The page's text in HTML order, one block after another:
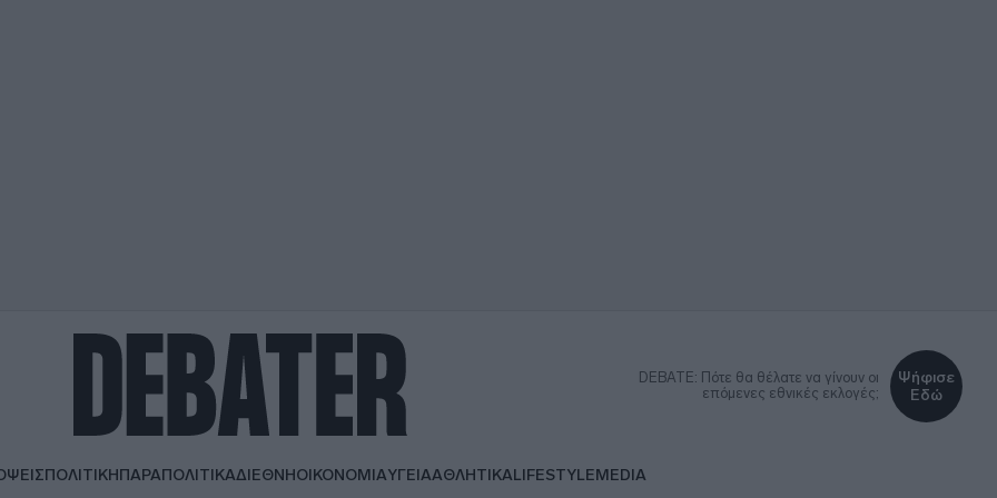
DEBATE: Πότε θα θέλατε να γίνουν οι
επόμενες εθνικές εκλογές;
Ψήφισε
Εδώ
ΠΟΛΙΤΙΚΗΠΑΡΑΠΟΛΙΤΙΚΑΔΙΕΘΝΗΟΙΚΟΝΟΜΙΑΥΓΕΙΑΑΘΛΗΤΙΚΑLIFESTYLEMEDIA